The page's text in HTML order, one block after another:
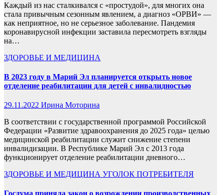
Каждый из нас сталкивался с «простудой», для многих она
стала привычным сезонным явлением, а диагноз «ОРВИ» —
как неприятное, но не серьезное заболевание. Пандемия
коронавирусной инфекции заставила пересмотреть взгляды
на…
ЗДОРОВЬЕ И МЕДИЦИНА
В 2023 году в Марий Эл планируется открыть новое
отделение реабилитации для детей с инвалидностью
29.11.2022 Ирина Моторина
В соответствии с государственной программой Российской
Федерации «Развитие здравоохранения до 2025 года» целью
медицинской реабилитации служит снижение степени
инвалидизации. В Республике Марий Эл с 2013 года
функционирует отделение реабилитации дневного…
ЗДОРОВЬЕ И МЕДИЦИНА УГОЛОК ПОТРЕБИТЕЛЯ